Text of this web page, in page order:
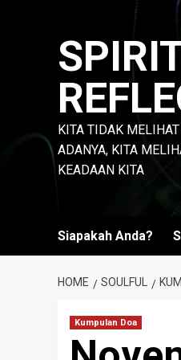
KITA TIDAK
ADANYA, KITA
KEADAAN KITA
Siapakah Anda?
HOME SOULFUL
Kumpulan Doa